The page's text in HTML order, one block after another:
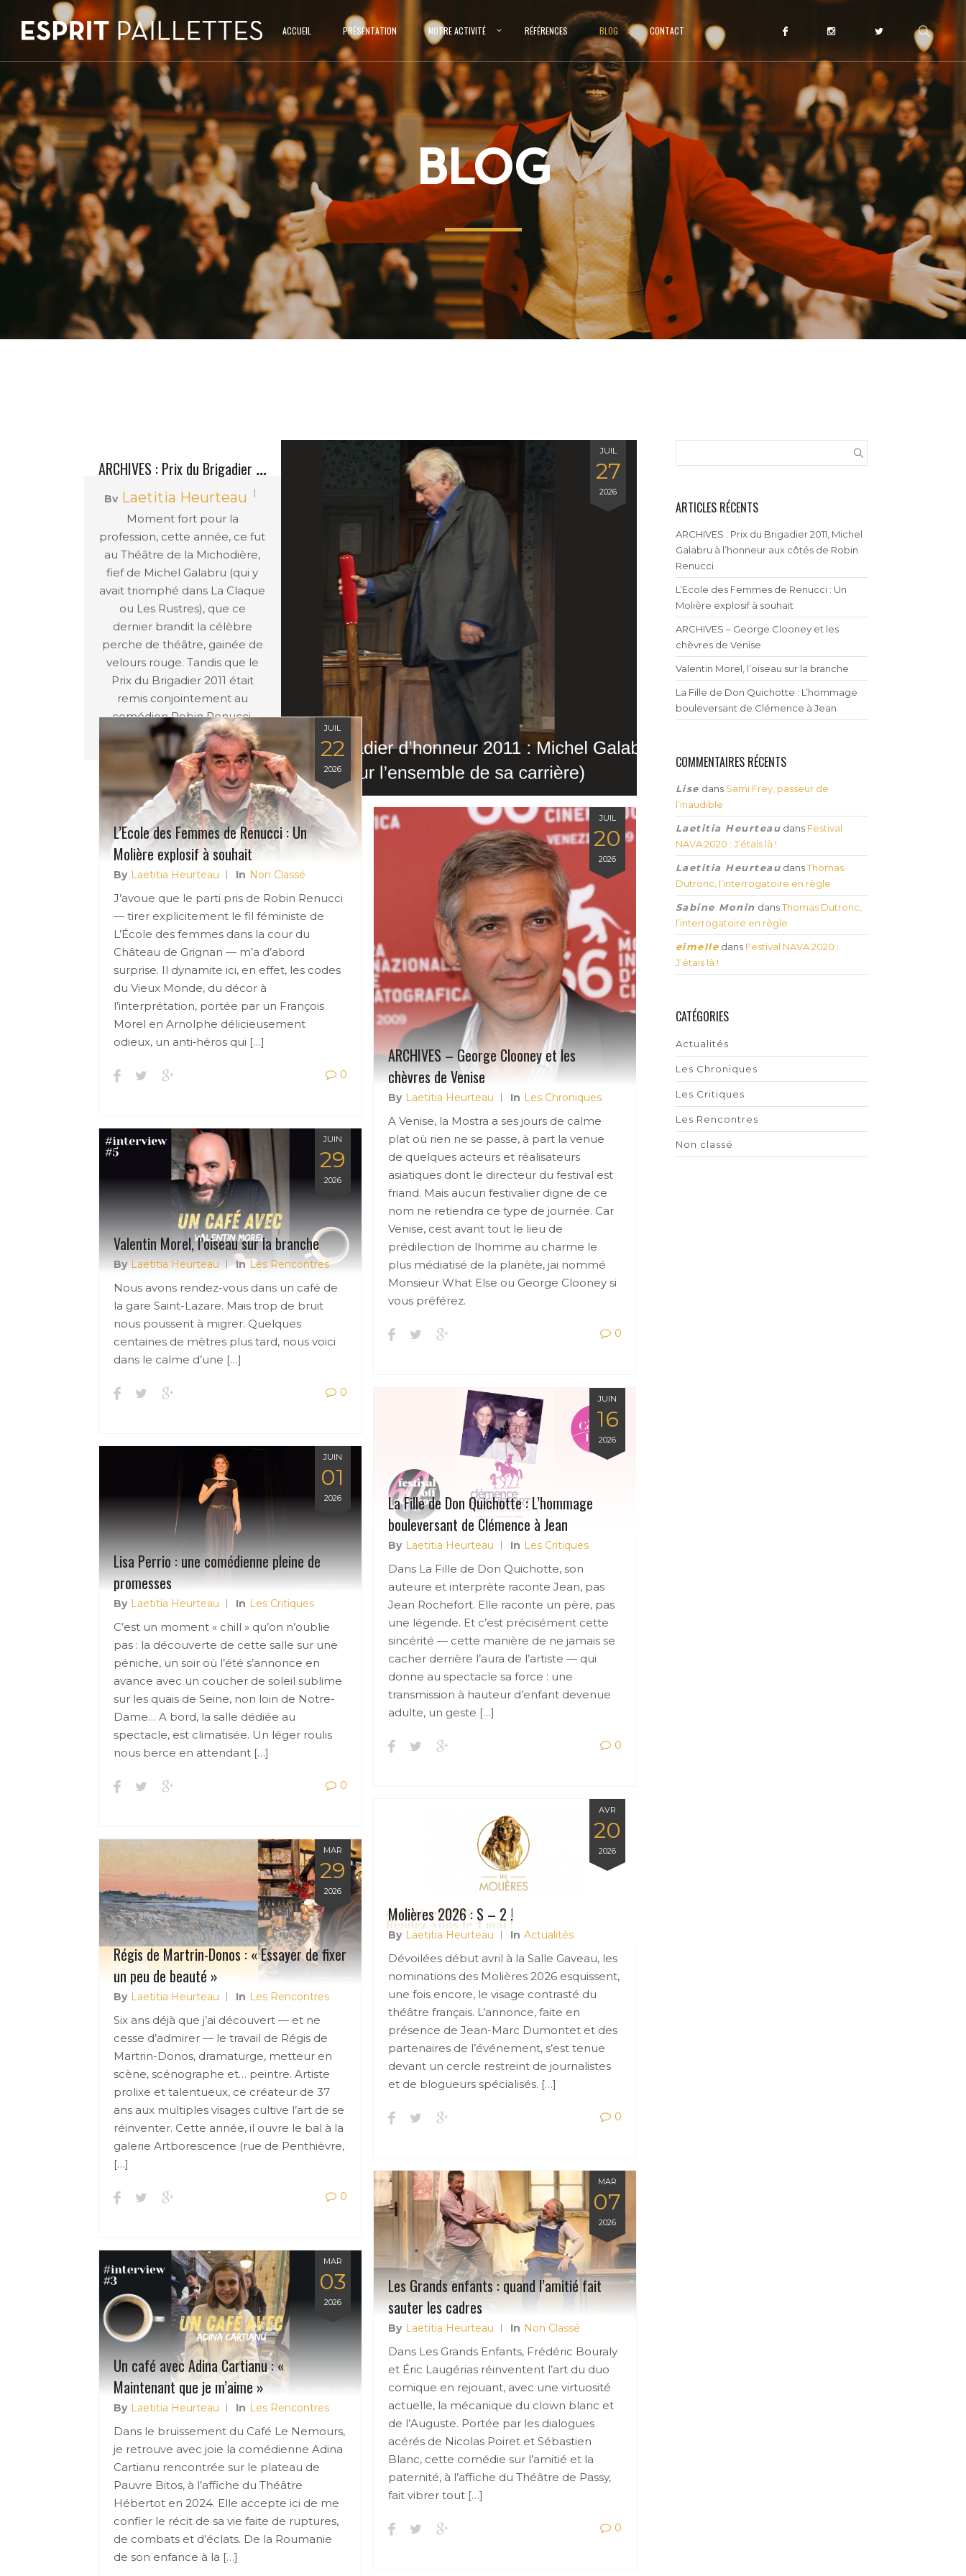
ACCUEIL PRÉSENTATION NOTRE ACTIVITÉ RÉFÉRENCES BLOG CONTACT
BLOG
JUIL
27
2026
A
RCHIVES : Prix du Brigadier 2011, Michel Galabru à l’honneur aux côtés de Robin Renucci
By Laetitia Heurteau
In Les Chroniques
Moment fort pour la
profession, cette année, ce fut
au Théâtre de la Michodière,
fief de Michel Galabru (qui y
avait triomphé dans La Claque
ou Les Rustres), que ce
dernier brandit la célèbre
perche de théâtre, gainée de
velours rouge. Tandis que le
Prix du Brigadier 2011 était
remis conjointement au
comédien Robin Renucci.
JUIL
22
2026
L’Ecole des Femmes de Renucci : Un
Molière explosif à souhait
By Laetitia Heurteau In Non Classé
J’avoue que le parti pris de Robin Renucci
— tirer explicitement le fil féministe de
L’École des femmes dans la cour du
Château de Grignan — m’a d’abord
surprise. Il dynamite ici, en effet, les codes
du Vieux Monde, du décor à
l’interprétation, portée par un François
Morel en Arnolphe délicieusement
odieux, un anti‑héros qui […]
0
JUIL
20
2026
ARCHIVES – George Clooney et les
chèvres de Venise
By Laetitia Heurteau In Les Chroniques
A Venise, la Mostra a ses jours de calme
plat où rien ne se passe, à part la venue
de quelques acteurs et réalisateurs
asiatiques dont le directeur du festival est
friand. Mais aucun festivalier digne de ce
nom ne retiendra ce type de journée. Car
Venise, cest avant tout le lieu de
prédilection de lhomme au charme le
plus médiatisé de la planète, jai nommé
Monsieur What Else ou George Clooney si
vous préférez.
0
JUIN
29
2026
Valentin Morel, l’oiseau sur la branche
By Laetitia Heurteau In Les Rencontres
Nous avons rendez-vous dans un café de
la gare Saint-Lazare. Mais trop de bruit
nous poussent à migrer. Quelques
centaines de mètres plus tard, nous voici
dans le calme d’une […]
0 JUIN
16
2026
La Fille de Don Quichotte : L’hommage
bouleversant de Clémence à Jean
By Laetitia Heurteau In Les Critiques
Dans La Fille de Don Quichotte, son
auteure et interprète raconte Jean, pas
Jean Rochefort. Elle raconte un père, pas
une légende. Et c’est précisément cette
sincérité — cette manière de ne jamais se
cacher derrière l’aura de l’artiste — qui
donne au spectacle sa force : une
transmission à hauteur d’enfant devenue
adulte, un geste […]
0
JUIN
01
2026
Lisa Perrio : une comédienne pleine de
promesses
By Laetitia Heurteau In Les Critiques
C’est un moment « chill » qu’on n’oublie
pas : la découverte de cette salle sur une
péniche, un soir où l’été s’annonce en
avance avec un coucher de soleil sublime
sur les quais de Seine, non loin de Notre-
Dame… A bord, la salle dédiée au
spectacle, est climatisée. Un léger roulis
nous berce en attendant […]
0
AVR
20
2026
Molières 2026 : S – 2 !
By Laetitia Heurteau In Actualités
Dévoilées début avril à la Salle Gaveau, les
nominations des Molières 2026 esquissent,
une fois encore, le visage contrasté du
théâtre français. L’annonce, faite en
présence de Jean-Marc Dumontet et des
partenaires de l’événement, s’est tenue
devant un cercle restreint de journalistes
et de blogueurs spécialisés. […]
0
MAR
29
2026
Régis de Martrin-Donos : « Essayer de fixer
un peu de beauté »
By Laetitia Heurteau In Les Rencontres
Six ans déjà que j’ai découvert — et ne
cesse d’admirer — le travail de Régis de
Martrin-Donos, dramaturge, metteur en
scène, scénographe et… peintre. Artiste
prolixe et talentueux, ce créateur de 37
ans aux multiples visages cultive l’art de se
réinventer. Cette année, il ouvre le bal à la
galerie Artborescence (rue de Penthièvre,
[…]
0
MAR
07
2026
Les Grands enfants : quand l’amitié fait
sauter les cadres
By Laetitia Heurteau In Non Classé
Dans Les Grands Enfants, Frédéric Bouraly
et Éric Laugérias réinventent l’art du duo
comique en rejouant, avec une virtuosité
actuelle, la mécanique du clown blanc et
de l’Auguste. Portée par les dialogues
acérés de Nicolas Poiret et Sébastien
Blanc, cette comédie sur l’amitié et la
paternité, à l’affiche du Théâtre de Passy,
fait vibrer tout […]
0
MAR
03
2026
Un café avec Adina Cartianu : «
Maintenant que je m’aime »
By Laetitia Heurteau In Les Rencontres
Dans le bruissement du Café Le Nemours,
je retrouve avec joie la comédienne Adina
Cartianu rencontrée sur le plateau de
Pauvre Bitos, à l’affiche du Théâtre
Hébertot en 2024. Elle accepte ici de me
confier le récit de sa vie faite de ruptures,
de combats et d’éclats. De la Roumanie
de son enfance à la […]
ARTICLES RÉCENTS
ARCHIVES : Prix du Brigadier 2011, Michel
Galabru à l’honneur aux côtés de Robin
Renucci
L’Ecole des Femmes de Renucci : Un
Molière explosif à souhait
ARCHIVES – George Clooney et les
chèvres de Venise
Valentin Morel, l’oiseau sur la branche
La Fille de Don Quichotte : L’hommage
bouleversant de Clémence à Jean
COMMENTAIRES RÉCENTS
Lise dans Sami Frey, passeur de
l’inaudible
Laetitia Heurteau dans Festival
NAVA 2020 : J’étais là !
Laetitia Heurteau dansThomas
Dutronc, l’interrogatoire en règle
Sabine Monin dansThomas Dutronc,
l’interrogatoire en règle
eimelle dans Festival NAVA 2020 :
J’étais là !
CATÉGORIES
Actualités
Les Chroniques
Les Critiques
Les Rencontres
Non classé